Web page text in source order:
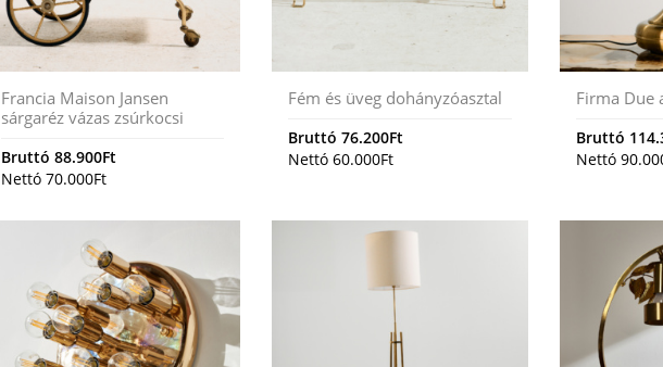
Francia Maison Jansen
sárgaréz vázas zsúrkocsi
Bruttó 88.900Ft
Nettó 70.000Ft
Fém és üveg dohányzóasztal
Bruttó76.200Ft
Nettó60.000Ft
Firma Due
Bruttó
Nettó